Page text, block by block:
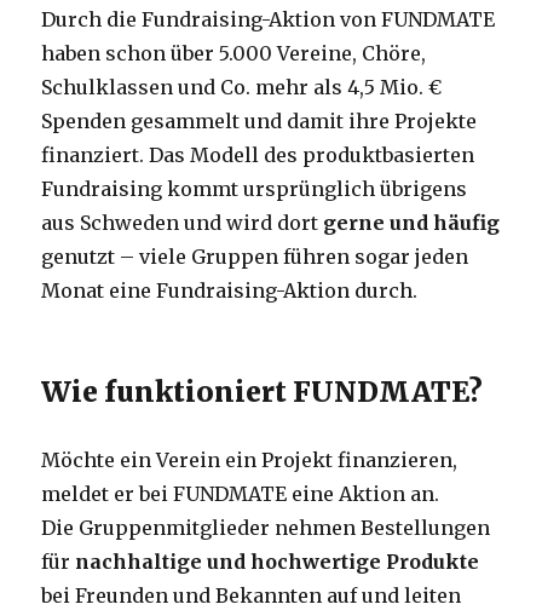
Durch die Fundraising-Aktion von FUNDMATE
haben schon über 5.000 Vereine, Chöre,
Schulklassen und Co. mehr als 4,5 Mio. €
Spenden gesammelt und damit ihre Projekte
finanziert. Das Modell des produktbasierten
Fundraising kommt ursprünglich übrigens
aus Schweden und wird dort gerne und häufig
genutzt – viele Gruppen führen sogar jeden
Monat eine Fundraising-Aktion durch.
Wie funktioniert FUNDMATE?
Möchte ein Verein ein Projekt finanzieren,
meldet er bei FUNDMATE eine Aktion an.
Die Gruppenmitglieder nehmen Bestellungen
für nachhaltige und hochwertige Produkte
bei Freunden und Bekannten auf und leiten